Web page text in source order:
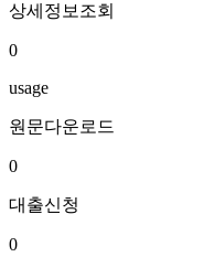
상세정보조회
0
usage
원문다운로드
0
대출신청
0